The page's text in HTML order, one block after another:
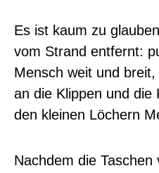
Es ist kaum zu
vom Strand entfernt:
Mensch weit und
an die Klippen und die
den kleinen Löchern
Nachdem die